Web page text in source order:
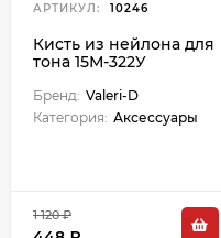
АРТИКУЛ: 10246
Кисть из нейлона для
тона 15М-322У
Бренд: Valeri-D
Категория: Аксессуары
1 120 ₽